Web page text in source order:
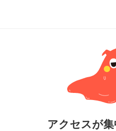
アクセスが